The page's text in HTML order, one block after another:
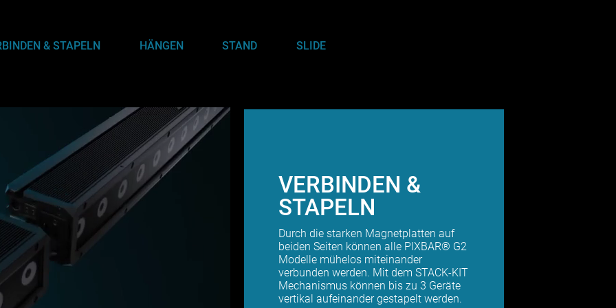
& STAPELN HÄNGEN STAND SLIDE
VERBINDEN &
STAPELN
Durch die starken Magnetplatten auf
beiden Seiten können alle PIXBAR® G2
Modelle mühelos miteinander
verbunden werden. Mit dem STACK-KIT
Mechanismus können bis zu 3 Geräte
vertikal aufeinander gestapelt werden.